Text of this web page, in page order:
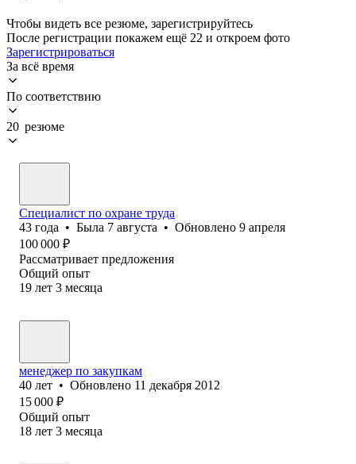
Чтобы видеть все резюме, зарегистрируйтесь
После регистрации покажем ещё 22 и откроем фото
Зарегистрироваться
За всё время
По соответствию
20 резюме
Специалист по охране труда
43 года • Была 7 августа • Обновлено 9 апреля
100 000 ₽
Рассматривает предложения
Общий опыт
19 лет 3 месяца
менеджер по закупкам
40 лет • Обновлено 11 декабря 2012
15 000 ₽
Общий опыт
18 лет 3 месяца